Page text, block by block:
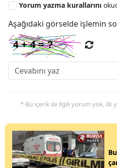
Yorum yazma kurallarını
Aşağıdaki görselde işlemin
* Bu içerik ile ilgili yorum yok, ilk